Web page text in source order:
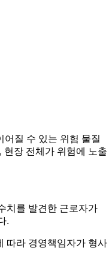
질 수 있는 위험 물질
장 전체가 위험에 노출
치를 발견한 근로자가
.
따라 경영책임자가 형사